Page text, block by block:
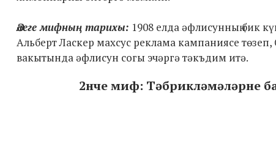
Әлеге мифның тарихы: 1908 елда әфлисунның бик
Альберт Ласкер махсус реклама кампаниясе
вакытында әфлисун согы эчәргә тәкъдим итә.
2нче миф: Тәбрикләмәләрне